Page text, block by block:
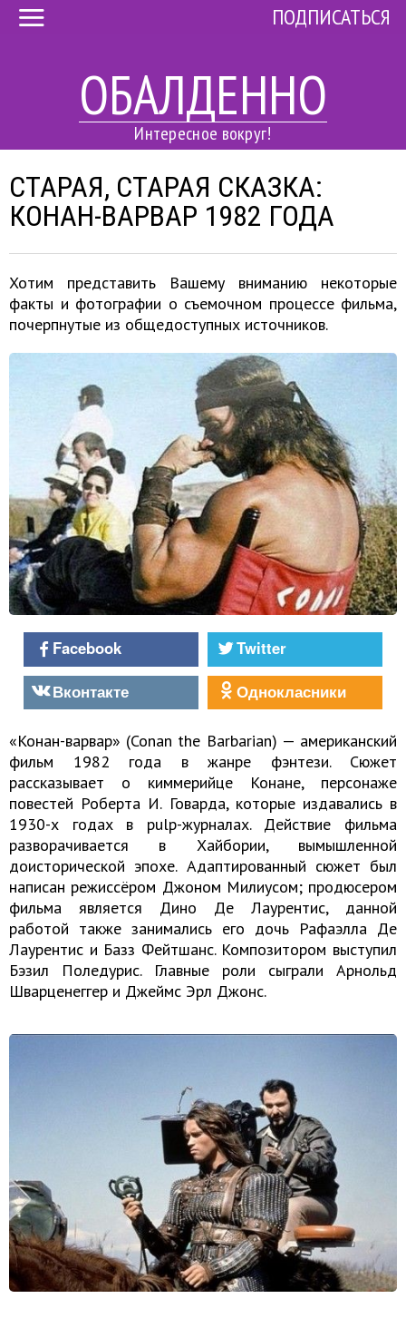
ОБАЛДЕННО
Интересное вокруг!
ПОДПИСАТЬСЯ
СТАРАЯ, СТАРАЯ СКАЗКА:
КОНАН-ВАРВАР 1982 ГОДА
Хотим представить Вашему вниманию некоторые
факты и фотографии о съемочном процессе фильма,
почерпнутые из общедоступных источников.
Facebook
Twitter
Вконтакте
Однокласники
«Конан-варвар» (Conan the Barbarian) — американский
фильм 1982 года в жанре фэнтези. Сюжет
рассказывает о киммерийце Конане, персонаже
повестей Роберта И. Говарда, которые издавались в
1930-х годах в pulp-журналах. Действие фильма
разворачивается в Хайбории, вымышленной
доисторической эпохе. Адаптированный сюжет был
написан режиссёром Джоном Милиусом; продюсером
фильма является Дино Де Лаурентис, данной
работой также занимались его дочь Рафаэлла Де
Лаурентис и Базз Фейтшанс. Композитором выступил
Бэзил Поледурис. Главные роли сыграли Арнольд
Шварценеггер и Джеймс Эрл Джонс.